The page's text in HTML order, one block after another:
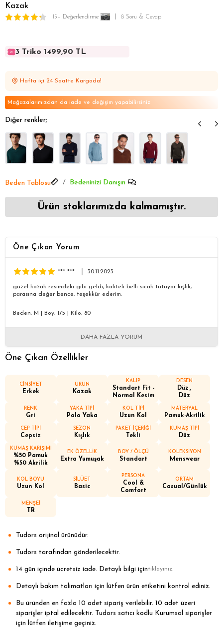
Kazak
15+ Değerlendirme 8 Soru & Cevap
3 Triko 1499,90 TL
3 Triko 1499,90 TL
Hafta içi 24 Saatte Kargoda!
Mağazalarımızdan da iade ve değişim yapabilirsiniz
Diğer renkler;
Beden Tablosu Bedeninizi Danışın
Ürün stoklarımızda kalmamıştır.
Öne Çıkan Yorum
*** *** 30.11.2023
güzel kazak resimdeki gibi geldi, kaliteli belli sıcak tutuyor kışlık,
parasına değer bence, teşekkür ederim.
Beden: M Boy: 175 Kilo: 80
DAHA FAZLA YORUM
Öne Çıkan Özellikler
CİNSİYET
Erkek
ÜRÜN
Kazak
KALIP
Standart Fit -
Normal Kesim
DESEN
Düz
Düz
RENK
Gri
YAKA TİPİ
Polo Yaka
KOL TİPİ
Uzun Kol
MATERYAL
Pamuk-Akrilik
CEP TİPİ
Cepsiz
SEZON
Kışlık
PAKET İÇERİĞİ
Tekli
KUMAŞ TİPİ
Düz
KUMAŞ KARIŞIMI
%50 Pamuk
%50 Akrilik
EK ÖZELLİK
Extra Yumuşak
BOY / ÖLÇÜ
Standart
KOLEKSİYON
Menswear
KOL BOYU
Uzun Kol
SİLÜET
Basic
PERSONA
Cool &
Comfort
ORTAM
Casual/Günlük
MENŞEİ
TR
Tudors orijinal ürünüdür.
Tudors tarafından gönderilecektir.
14 gün içinde ücretsiz iade. Detaylı bilgi içintıklayınız.
Detaylı bakım talimatları için lütfen ürün etiketini kontrol ediniz.
Bu üründen en fazla 10 adet sipariş verilebilir. 10 adet üzeri
siparişler iptal edilecektir. Tudors satıcı kodlu Kurumsal siparişler
için lütfen iletişime geçiniz.